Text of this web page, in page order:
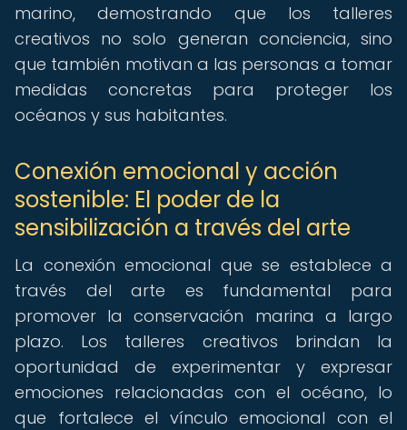
marino, demostrando que los talleres
creativos no solo generan conciencia, sino
que también motivan a las personas a tomar
medidas concretas para proteger los
océanos y sus habitantes.
Conexión emocional y acción
sostenible: El poder de la
sensibilización a través del arte
La conexión emocional que se establece a
través del arte es fundamental para
promover la conservación marina a largo
plazo. Los talleres creativos brindan la
oportunidad de experimentar y expresar
emociones relacionadas con el océano, lo
que fortalece el vínculo emocional con el